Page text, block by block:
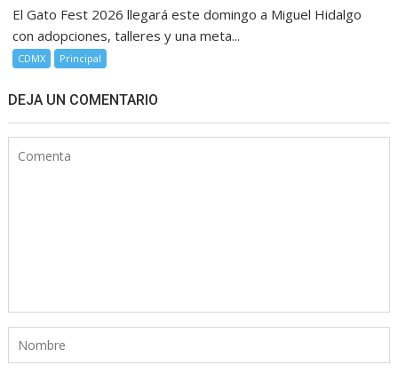
El Gato Fest 2026 llegará este domingo a Miguel Hidalgo
con adopciones, talleres y una meta...
CDMX Principal
DEJA UN COMENTARIO